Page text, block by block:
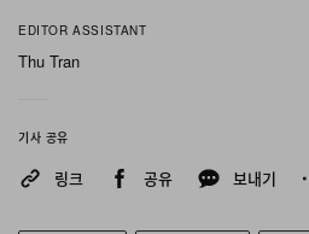
EDITOR ASSISTANT
Thu Tran
기사 공유
링크 공유 보내기